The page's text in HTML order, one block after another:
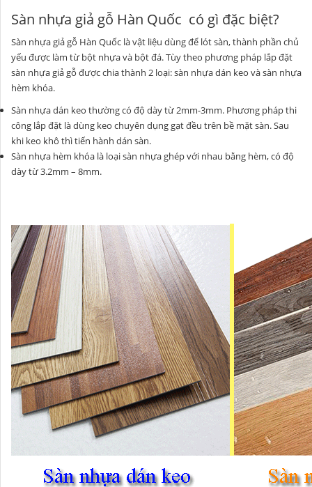
Sàn nhựa giả gỗ Hàn Quốc có gì đặc biệt?
Sàn nhựa giả gỗ Hàn Quốc là vật liệu dùng để lót sàn, thành phần chủ
yếu được làm từ bột nhựa và bột đá. Tùy theo phương pháp lắp đặt
sàn nhựa giả gỗ được chia thành 2 loại: sàn nhựa dán keo và sàn nhựa
hèm khóa.
Sàn nhựa dán keo thường có độ dày từ 2mm-3mm. Phương pháp thi
công lắp đặt là dùng keo chuyên dụng gạt đều trên bề mặt sàn. Sau
khi keo khô thì tiến hành dán sàn.
Sàn nhựa hèm khóa là loại sàn nhựa ghép với nhau bằng hèm, có độ
dày từ 3.2mm – 8mm.